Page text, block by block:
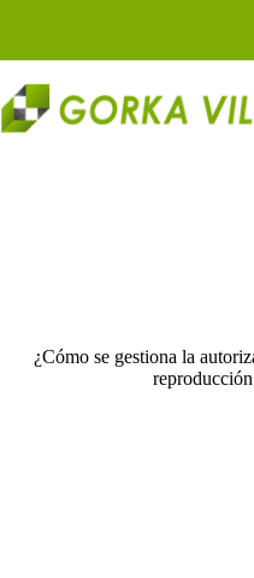
¿Cómo se gestiona la